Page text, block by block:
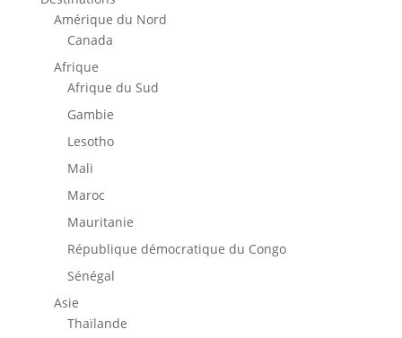
Amérique du Nord
Canada
Afrique
Afrique du Sud
Gambie
Lesotho
Mali
Maroc
Mauritanie
République démocratique du Congo
Sénégal
Asie
Thaïlande